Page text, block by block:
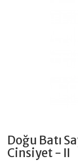
Doğu Batı
Cinsiyet - II